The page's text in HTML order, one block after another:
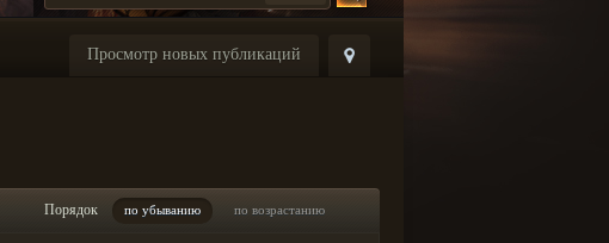
Просмотр новых публикаций
Порядок по убыванию по возрастанию